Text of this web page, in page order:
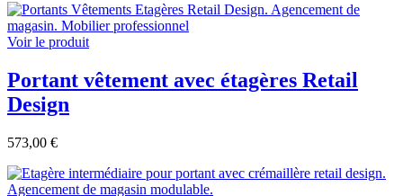
Voir le produit
Portant vêtement avec étagères Retail
Design
573,00 €